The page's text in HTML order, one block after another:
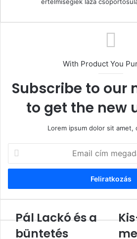
értelmiségiek laza
With Product You
Subscribe to our
to get the new
Lorem ipsum dolor sit amet,
Email
cím
megadása
Pál
és
Pál Lackó és a
büntetés
Kis-
mente